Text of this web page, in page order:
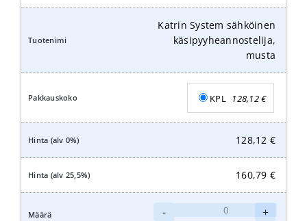
Katrin System sähköinen
käsipyyheannostelija,
musta
KPL 128,12€
128,12 €
160,79 €
- +